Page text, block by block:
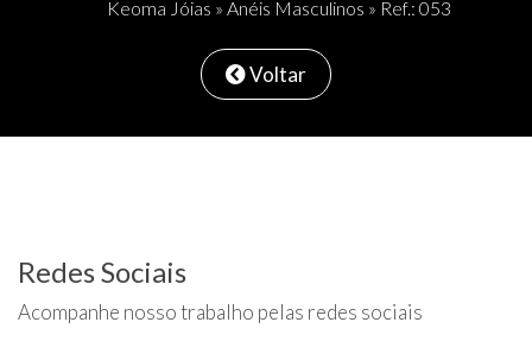
Keoma Jóias » Anéis Masculinos » Ref.: 053
Voltar
Redes Sociais
Acompanhe nosso trabalho pelas redes sociais